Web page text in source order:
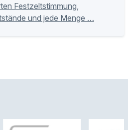
Festzeltstimmung,
und jede Menge …